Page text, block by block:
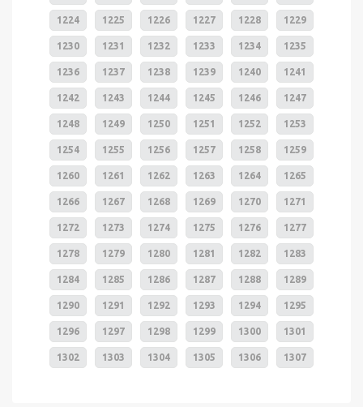
1224 1225 1226 1227 1228 1229
1230 1231 1232 1233 1234 1235
1236 1237 1238 1239 1240 1241
1242 1243 1244 1245 1246 1247
1248 1249 1250 1251 1252 1253
1254 1255 1256 1257 1258 1259
1260 1261 1262 1263 1264 1265
1266 1267 1268 1269 1270 1271
1272 1273 1274 1275 1276 1277
1278 1279 1280 1281 1282 1283
1284 1285 1286 1287 1288 1289
1290 1291 1292 1293 1294 1295
1296 1297 1298 1299 1300 1301
1302 1303 1304 1305 1306 1307